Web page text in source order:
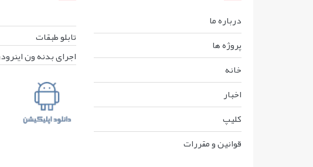
درباره ما
پروژه ها
خانه
اخبار
کليپ
قوانين و مقررات
تابلو طبقات
اجرای بدنه ون